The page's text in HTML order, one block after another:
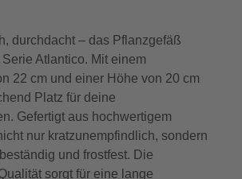
durchdacht – das Pflanzgefäß
Atlantico. Mit einem
22 cm und einer Höhe von 20 cm
Platz für deine
Gefertigt aus hochwertigem
nur kratzunempfindlich, sondern
und frostfest. Die
sorgt für eine lange